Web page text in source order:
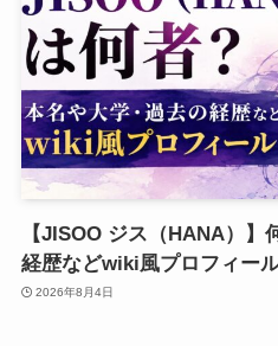
【JISOO ジス（HANA）
経歴などwiki風プロフィー
2026年8月4日